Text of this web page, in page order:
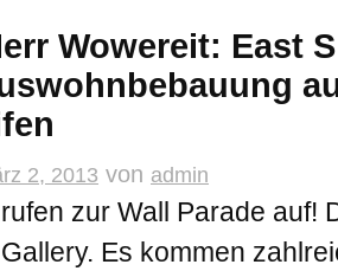
Wowereit: East
2, 2013 von admin
zur Wall Parade auf!
Es kommen